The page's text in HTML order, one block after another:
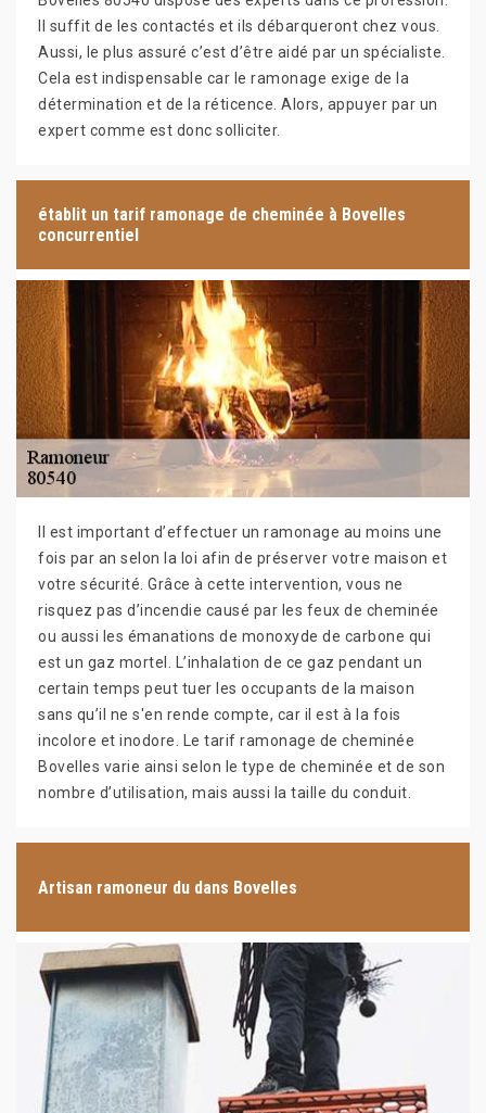
Il suffit de les contactés et ils débarqueront chez vous.
Aussi, le plus assuré c’est d’être aidé par un spécialiste.
Cela est indispensable car le ramonage exige de la
détermination et de la réticence. Alors, appuyer par un
expert comme est donc solliciter.
établit un tarif ramonage de cheminée à Bovelles
concurrentiel
Il est important d’effectuer un ramonage au moins une
fois par an selon la loi afin de préserver votre maison et
votre sécurité. Grâce à cette intervention, vous ne
risquez pas d’incendie causé par les feux de cheminée
ou aussi les émanations de monoxyde de carbone qui
est un gaz mortel. L’inhalation de ce gaz pendant un
certain temps peut tuer les occupants de la maison
sans qu’il ne s'en rende compte, car il est à la fois
incolore et inodore. Le tarif ramonage de cheminée
Bovelles varie ainsi selon le type de cheminée et de son
nombre d’utilisation, mais aussi la taille du conduit.
Artisan ramoneur du dans Bovelles